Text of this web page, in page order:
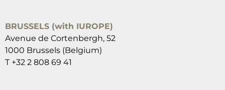
BRUSSELS (with IUROPE)
Avenue de Cortenbergh, 52
1000 Brussels (Belgium)
T +32 2 808 69 41